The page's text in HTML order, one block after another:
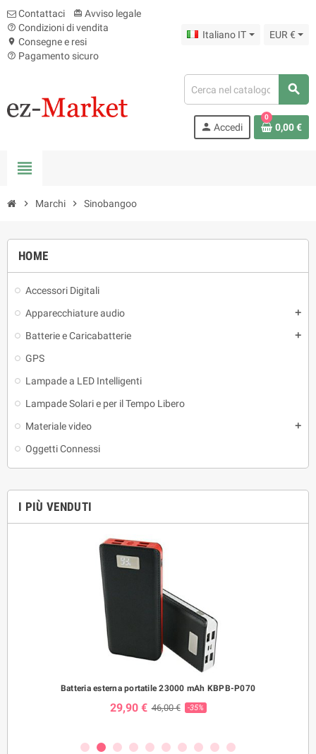
Contattaci card_giftcard Avviso legale
help_outline Condizioni di vendita
location_on Consegne e resi
help_outline Pagamento sicuro
Italiano IT EUR €
search
person Accedi
0
0,00 €
view_headline
chevron_right Marchi chevron_right Sinobangoo
HOME
Accessori Digitali
Apparecchiature audio
add
Batterie e Caricabatterie add
GPS
Lampade a LED Intelligenti
Lampade Solari e per il Tempo Libero
Materiale video
add
Oggetti Connessi
I PIÙ VENDUTI
Batteria esterna portatile 23000 mAh KBPB-P070
29,90 € 46,00 € -35%